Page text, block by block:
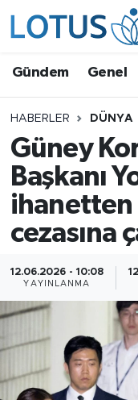
Gündem Genel
HABERLER DÜNYA
Güney
Başkanı
ihanetten
cezasına
12.06.2026 - 10:08
YAYINLANMA
Ekonomi
Dünya
Politika
Kültür -
Yaşam
Bilim ve
Çin Fuarları
Gündem